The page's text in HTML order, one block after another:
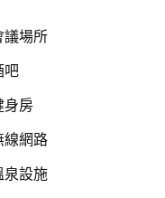
議場所
吧
身房
線網路
泉設施